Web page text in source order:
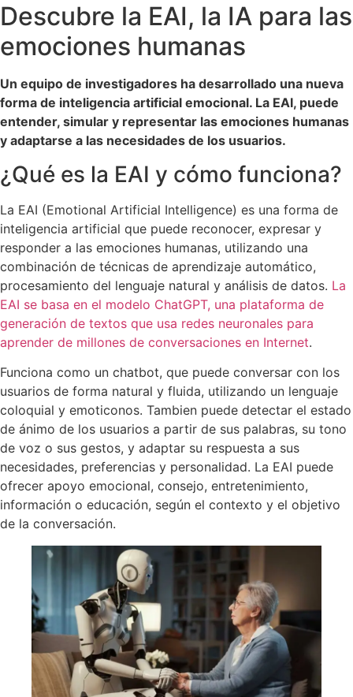
Descubre la EAI, la IA para las
emociones humanas
Un equipo de investigadores ha desarrollado una nueva
forma de inteligencia artificial emocional. La EAI, puede
entender, simular y representar las emociones humanas
y adaptarse a las necesidades de los usuarios.
¿Qué es la EAI y cómo funciona?
La EAI (Emotional Artificial Intelligence) es una forma de
inteligencia artificial que puede reconocer, expresar y
responder a las emociones humanas, utilizando una
combinación de técnicas de aprendizaje automático,
procesamiento del lenguaje natural y análisis de datos. La
EAI se basa en el modelo ChatGPT, una plataforma de
generación de textos que usa redes neuronales para
aprender de millones de conversaciones en Internet.
Funciona como un chatbot, que puede conversar con los
usuarios de forma natural y fluida, utilizando un lenguaje
coloquial y emoticonos. Tambien puede detectar el estado
de ánimo de los usuarios a partir de sus palabras, su tono
de voz o sus gestos, y adaptar su respuesta a sus
necesidades, preferencias y personalidad. La EAI puede
ofrecer apoyo emocional, consejo, entretenimiento,
información o educación, según el contexto y el objetivo
de la conversación.